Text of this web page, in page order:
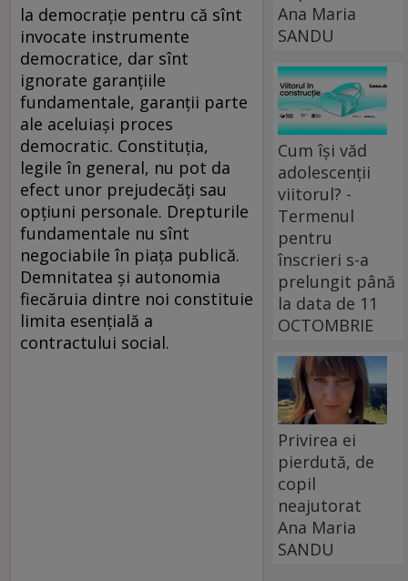
la democrație pentru că sînt
invocate instrumente
democratice, dar sînt
ignorate garanțiile
fundamentale, garanții parte
ale aceluiași proces
democratic. Constituția,
legile în general, nu pot da
efect unor prejudecăți sau
opțiuni personale. Drepturile
fundamentale nu sînt
negociabile în piața publică.
Demnitatea și autonomia
fiecăruia dintre noi constituie
limita esențială a
contractului social.
Ana Maria
SANDU
Cum își văd
adolescenții
viitorul? -
Termenul
pentru
înscrieri s-a
prelungit până
la data de 11
OCTOMBRIE
Privirea ei
pierdută, de
copil
neajutorat
Ana Maria
SANDU